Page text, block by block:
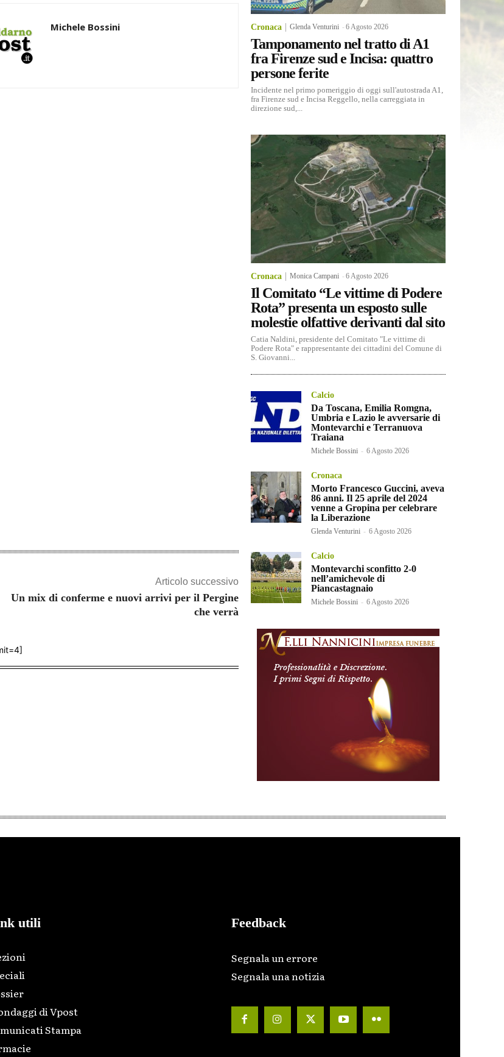
Michele Bossini
Articolo successivo
Un mix di conferme e nuovi arrivi per il Pergine
che verrà
Cronaca Glenda Venturini -6 Agosto 2026
Tamponamento nel tratto di A1
fra Firenze sud e Incisa: quattro
persone ferite
Incidente nel primo pomeriggio di oggi sull'autostrada A1,
fra Firenze sud e Incisa Reggello, nella carreggiata in
direzione sud,...
Cronaca Monica Campani -6 Agosto 2026
Il Comitato “Le vittime di Podere
Rota” presenta un esposto sulle
molestie olfattive derivanti dal sito
Catia Naldini, presidente del Comitato "Le vittime di
Podere Rota" e rappresentante dei cittadini del Comune di
S. Giovanni...
Calcio
Da Toscana, Emilia Romgna,
Umbria e Lazio le avversarie di
Montevarchi e Terranuova
Traiana
Michele Bossini - 6 Agosto 2026
Cronaca
Morto Francesco Guccini, aveva
86 anni. Il 25 aprile del 2024
venne a Gropina per celebrare
la Liberazione
Glenda Venturini - 6 Agosto 2026
Calcio
Montevarchi sconfitto 2-0
nell’amichevole di
Piancastagnaio
Michele Bossini - 6 Agosto 2026
utili
di Vpost
Stampa
Feedback
Segnala un errore
Segnala una notizia